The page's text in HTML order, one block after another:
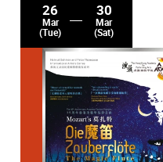
26
Mar
(Tue)
30
Mar
(Sat)